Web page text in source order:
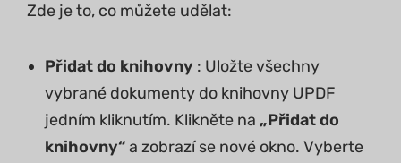
Zde je to, co můžete udělat:
Přidat do knihovny : Uložte všechny
vybrané dokumenty do knihovny UPDF
jedním kliknutím. Klikněte na „Přidat do
knihovny“a zobrazí se nové okno. Vyberte